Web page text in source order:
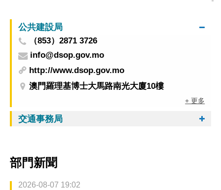
公共建設局
（853）2871 3726
info@dsop.gov.mo
http://www.dsop.gov.mo
澳門羅理基博士大馬路南光大廈10樓
+ 更多
交通事務局
部門新聞
2026-08-07 19:02